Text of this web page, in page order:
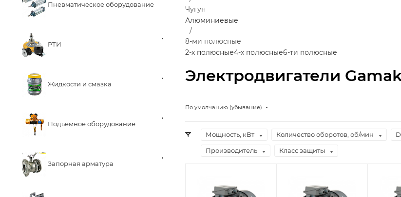
Пневматическое оборудование
РТИ
Жидкости и смазка
Подъемное оборудование
Запорная арматура
Электродвигатели
Чугун
Алюминиевые
8-ми полюсные
2-х полюсные4-х полюсные6-ти полюсные
По умолчанию (убывание)
Мощность, кВт Количество оборотов, об/мин
Производитель Класс защиты